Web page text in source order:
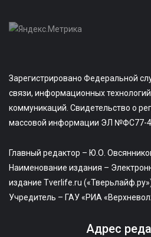
Зарегистрировано Федеральной
связи, информационных
коммуникаций. Свидетельство о
массовой информации ЭЛ №ФС77-
Главный редактор – Ю.О.
Наименование издания –
издание Tverlife.ru
Учредитель – ГАУ «РИА
Адрес